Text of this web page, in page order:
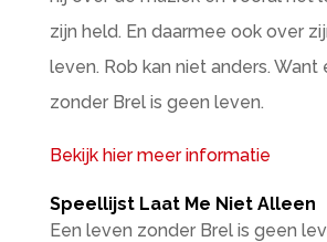
zijn held. En daarmee ook over
leven. Rob kan niet anders. Want
zonder Brel is geen leven.
Bekijk hier meer informatie
Speellijst Laat Me Niet Alleen
Een leven zonder Brel is geen